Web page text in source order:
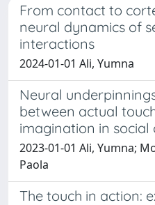
From contact to
neural dynamics of
interactions
2024-01-01 Ali, Yumna
Neural
between actual
imagination in social
2023-01-01 Ali, Yumna;
Paola
The touch in action: